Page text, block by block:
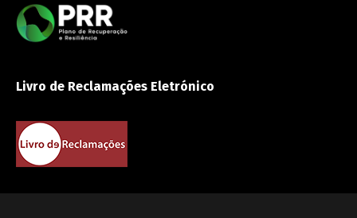
Livro de Reclamações Eletrónico